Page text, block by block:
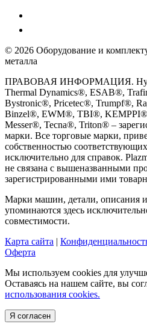
© 2026 Оборудование и
металла
ПРАВОВАЯ ИНФОРМАЦИЯ.
Thermal Dynamics®, ESAB®,
Bystronic®, Pricetec®, Trumpf®,
Binzel®, EWM®, TBI®,
Messer®, Tecna®, Triton® –
марки. Все торговые марки,
собственностью
исключительно для справок.
не связана с вышеназванными
зарегистрированными ими
Марки машин, детали, описания
упоминаются здесь
совместимости.
Карта сайта |
Оферта
Мы используем cookies для
Оставаясь на нашем сайте, вы
использования cookies.
Я согласен